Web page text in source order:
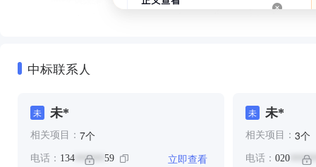
中标联系人
未 未*
相关项目： 7个
电话： 134 ****** 59 立即查看
未 未*
相关项目： 3个
电话： 020